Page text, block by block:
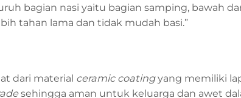
bagian nasi yaitu bagian samping, bawah
tahan lama dan tidak mudah basi.”
dari material ceramic coatingyang memiliki
sehingga aman untuk keluarga dan awet